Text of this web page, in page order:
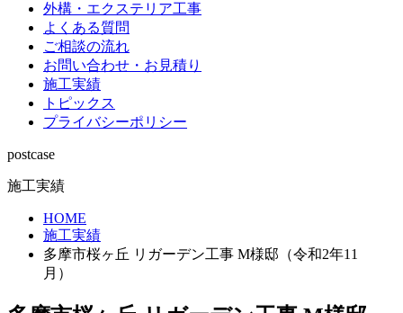
外構・エクステリア工事
よくある質問
ご相談の流れ
お問い合わせ・お見積り
施工実績
トピックス
プライバシーポリシー
postcase
施工実績
HOME
施工実績
多摩市桜ヶ丘 リガーデン工事 M様邸（令和2年11
月）